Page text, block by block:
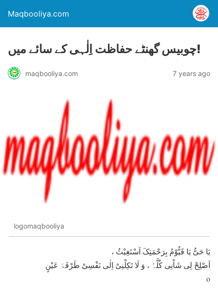
Maqbooliya.com
چوبیس گھنٹے حفاظت اِلٰہی کے سائے میں!
maqbooliya.com 7 years ago
logomaqbooliya
یَا حَیُّ یَا قَیُّوْمُ بِرَحْمَتِکَ اَسْتَغِیْثُ ،
اَصْلِحْ لِی شَاْنِی کُلَّہٗ ، وَ لَا تَکِلْنِیْ اِلٰی نَفْسِیْ طَرْفَۃَ عَیْنٍ
o